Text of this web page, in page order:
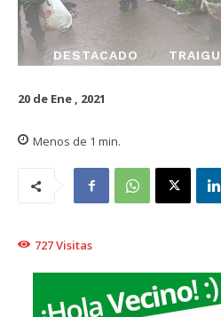
DESTACADO
20 de Ene , 2021
Menos de 1 min.
727Visitas